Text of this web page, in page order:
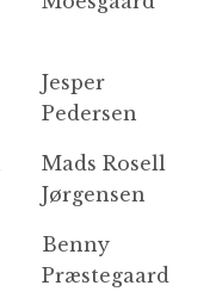
Jesper
Pedersen
Mads Rosell
Jørgensen
Benny
Præstegaard